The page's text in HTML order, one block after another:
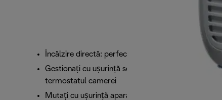
Încălzire directă: perfect ca aerotermă personală
Gestionați cu ușurință setările de alimentare și
termostatul camerei
Mutați cu ușurință aparatul în orice încăpere, cu